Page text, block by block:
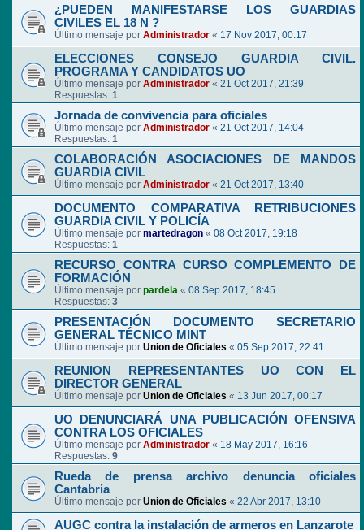
¿PUEDEN MANIFESTARSE LOS GUARDIAS
CIVILES EL 18 N ?
Último mensaje por Administrador « 17 Nov 2017, 00:17
ELECCIONES CONSEJO GUARDIA CIVIL.
PROGRAMA Y CANDIDATOS UO
Último mensaje por Administrador « 21 Oct 2017, 21:39
Respuestas: 1
Jornada de convivencia para oficiales
Último mensaje por Administrador « 21 Oct 2017, 14:04
Respuestas: 1
COLABORACIÓN ASOCIACIONES DE MANDOS
GUARDIA CIVIL
Último mensaje por Administrador « 21 Oct 2017, 13:40
DOCUMENTO COMPARATIVA RETRIBUCIONES
GUARDIA CIVIL Y POLICÍA
Último mensaje por martedragon « 08 Oct 2017, 19:18
Respuestas: 1
RECURSO CONTRA CURSO COMPLEMENTO DE
FORMACIÓN
Último mensaje por pardela « 08 Sep 2017, 18:45
Respuestas: 3
PRESENTACIÓN DOCUMENTO SECRETARIO
GENERAL TÉCNICO MINT
Último mensaje por Union de Oficiales « 05 Sep 2017, 22:41
REUNION REPRESENTANTES UO CON EL
DIRECTOR GENERAL
Último mensaje por Union de Oficiales « 13 Jun 2017, 00:17
UO DENUNCIARÁ UNA PUBLICACIÓN OFENSIVA
CONTRA LOS OFICIALES
Último mensaje por Administrador « 18 May 2017, 16:16
Respuestas: 9
Rueda de prensa archivo denuncia oficiales
Cantabria
Último mensaje por Union de Oficiales « 22 Abr 2017, 13:10
AUGC contra la instalación de armeros en Lanzarote